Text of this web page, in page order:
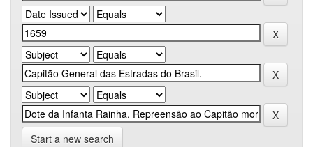
Start a new search